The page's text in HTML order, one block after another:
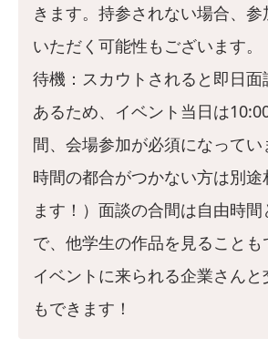
きます。持参されない場合、参
いただく可能性もございます。
待機：スカウトされると即日面
あるため、イベント当日は
間、会場参加が必須になって
時間の都合がつかない方は別
ます！）面談の合間は自由時
で、他学生の作品を見ることも
イベントに来られる企業さんと
もできます！